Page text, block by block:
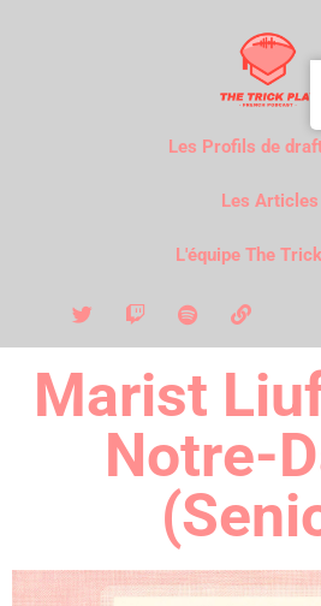
Les Profils de
Les Articles
L'équipe The
Marist
Notre-